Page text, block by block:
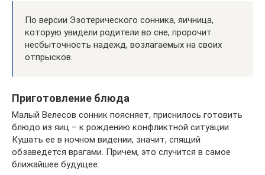
По версии Эзотерического сонника, яичница,
которую увидели родители во сне, пророчит
несбыточность надежд, возлагаемых на своих
отпрысков.
Приготовление блюда
Малый Велесов сонник поясняет, приснилось готовить
блюдо из яиц – к рождению конфликтной ситуации.
Кушать ее в ночном видении, значит, спящий
обзаведется врагами. Причем, это случится в самое
ближайшее будущее.